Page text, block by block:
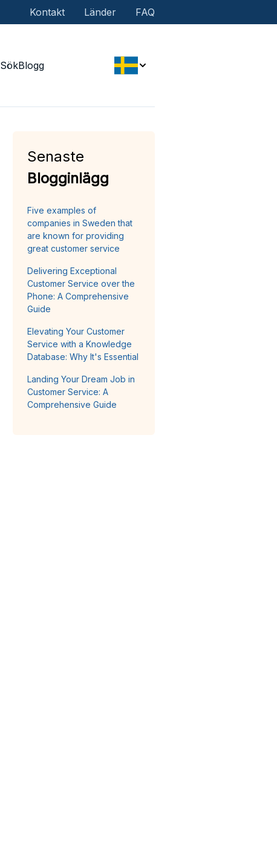
Kontakt Länder FAQ
SökBlogg
Senaste
Blogginlägg
Five examples of
companies in Sweden that
are known for providing
great customer service
Delivering Exceptional
Customer Service over the
Phone: A Comprehensive
Guide
Elevating Your Customer
Service with a Knowledge
Database: Why It's Essential
Landing Your Dream Job in
Customer Service: A
Comprehensive Guide